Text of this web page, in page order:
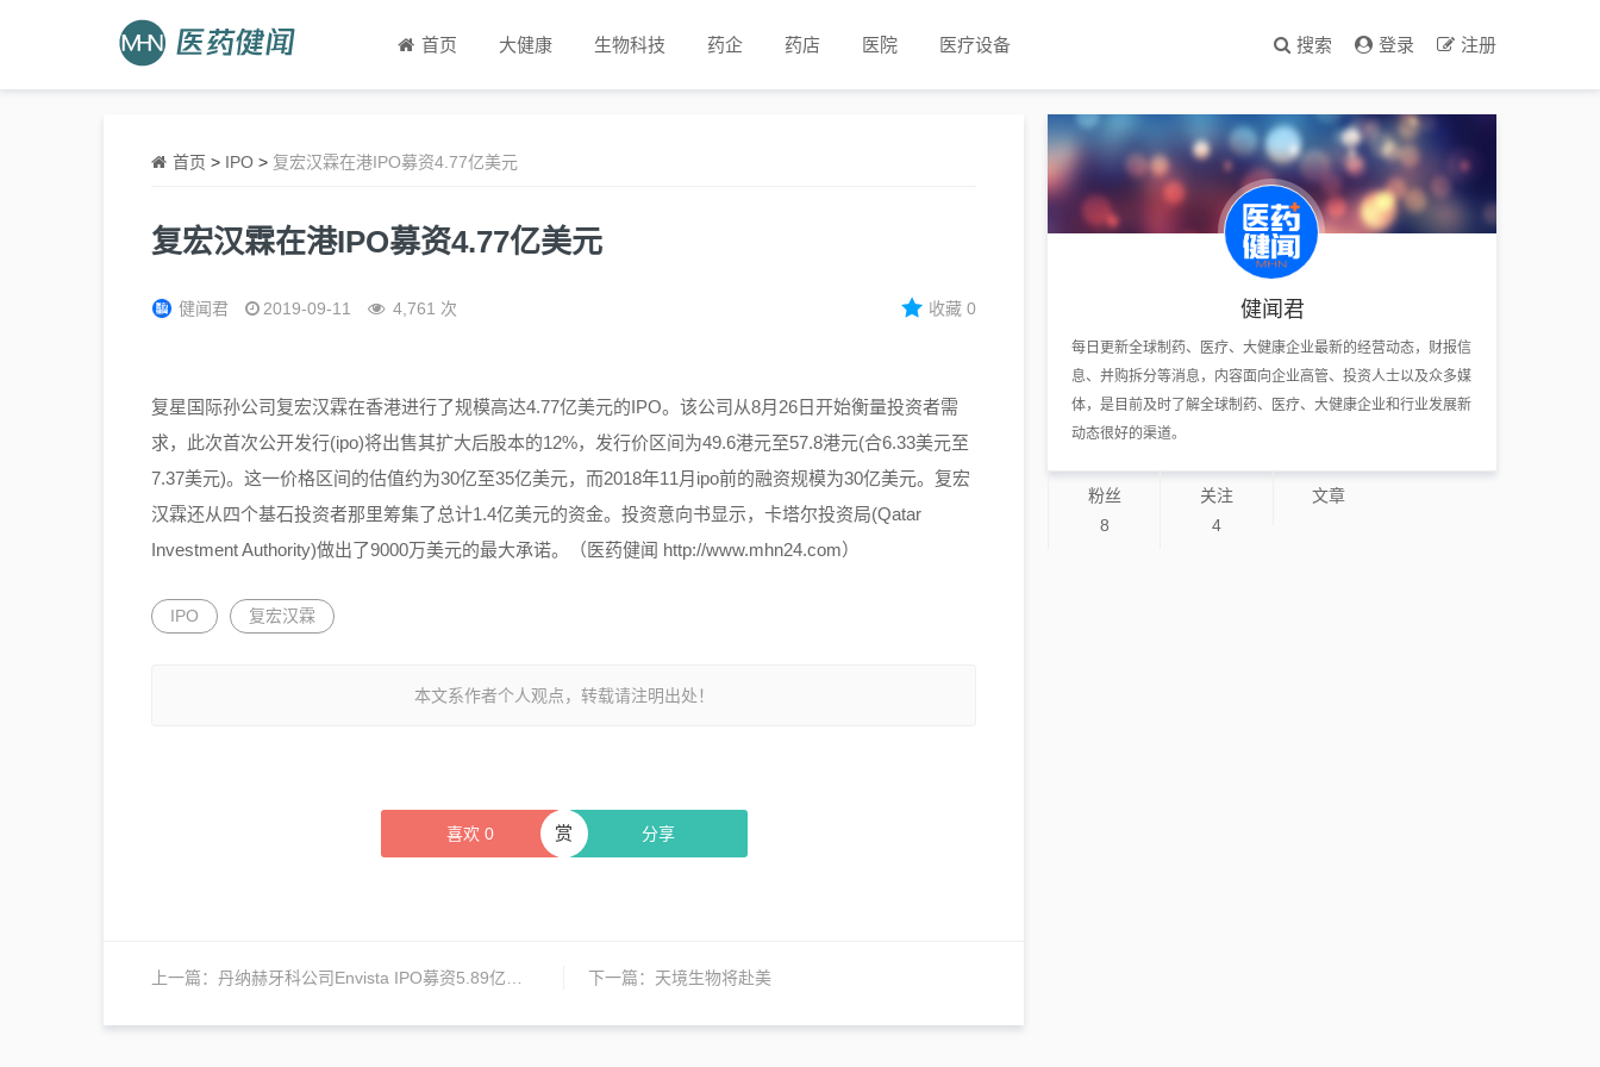
首页 大健康 生物科技 药企 药店 医院 医疗设备 搜索 登录 注册
首页 > IPO > 复宏汉霖在港IPO募资4.77亿美元
复宏汉霖在港IPO募资4.77亿美元
健闻君 2019-09-11 4,761 次 收藏0
复星国际孙公司复宏汉霖在香港进行了规模高达4.77亿美元的IPO。该公司从8月26日开始衡量投资者需
求，此次首次公开发行(ipo)将出售其扩大后股本的12%，发行价区间为49.6港元至57.8港元(合6.33美元至
7.37美元)。这一价格区间的估值约为30亿至35亿美元，而2018年11月ipo前的融资规模为30亿美元。复宏
汉霖还从四个基石投资者那里筹集了总计1.4亿美元的资金。投资意向书显示，卡塔尔投资局(Qatar
Investment Authority)做出了9000万美元的最大承诺。（医药健闻 http://www.mhn24.com）
IPO 复宏汉霖
本文系作者个人观点，转载请注明出处！
喜欢 0 分享
赏
上一篇： 丹纳赫牙科公司Envista IPO募资5.89亿美元 下一篇： 天境生物将赴美
健闻君
每日更新全球制药、医疗、大健康企业最新的经营动态，财报信
息、并购拆分等消息，内容面向企业高管、投资人士以及众多媒
体，是目前及时了解全球制药、医疗、大健康企业和行业发展新
动态很好的渠道。
粉丝
8
关注
4
文章